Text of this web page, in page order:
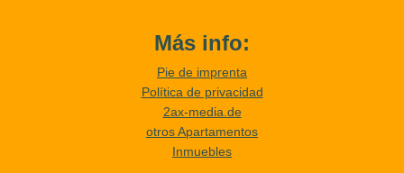
Más info:
Pie de imprenta
Política de privacidad
2ax-media.de
otros Apartamentos
Inmuebles